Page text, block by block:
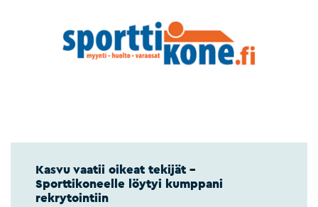
Kasvu vaatii oikeat tekijät –
Sporttikoneelle löytyi kumppani
rekrytointiin